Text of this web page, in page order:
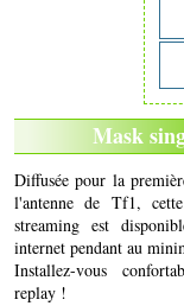
Mask
Diffusée pour la
l'antenne de Tf1,
streaming est
internet pendant au
Installez-vous
replay !